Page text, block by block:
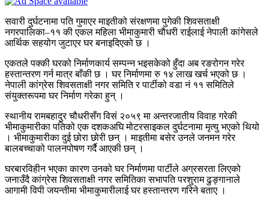
सवारी दुर्घटनामा पति गुमाएर माइतीको संरक्षणमा पुगेकी शिवसताक्षी
नगरपालिका–११ की एकल महिला भीमाकुमारी चौधरी राईलाई नेपाली कांगेसले
आर्थिक सहयोग जुटाएर घर बनाइदिएको छ ।
एकतले पक्की घरको निर्माणकार्य सम्पन्न भइसकेको हुँदा अब रङरोगन गरेर
हस्तान्तरण गर्न मात्र बाँकी छ । घर निर्माणमा रु १४ लाख खर्च भएको छ ।
नेपाली कांग्रेस शिवसताक्षी नगर समिति र पार्टीको वडा नं ११ समितिले
संयुक्तरूपमा घर निर्माण गरेका हुन् ।
स्थानीय रामबहादुर चौधरीसँग विसं २०५९ मा अन्तरजातीय विवाह गरेकी
भीमाकुमारीका पतिको एक दशकअघि मोटरसाइकल दुर्घटनामा मृत्यु भएको थियो
। भीमाकुमारीका दुई छोरा छोरी छन् । माइतीमा बसेर उनले जनमन गरेर
बालबच्चाको पालनपोषण गर्दै आएकी छन् ।
घरबारविहीन भएका कारण उनको घर निर्माणमा पार्टीले अग्रसरता लिएको
जनाउँदै कांग्रेस शिवसताक्षी नगर समितिका सभापति परशुराम ढुङ्गानाले
आगामी विपी जयन्तीमा भीमाकुमारीलाई घर हस्तान्तरण गरिने बताए ।